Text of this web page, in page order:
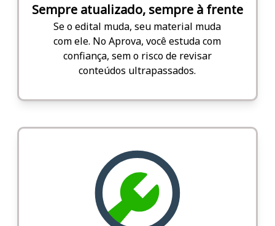
Sempre atualizado, sempre à frente
Se o edital muda, seu material muda
com ele. No Aprova, você estuda com
confiança, sem o risco de revisar
conteúdos ultrapassados.